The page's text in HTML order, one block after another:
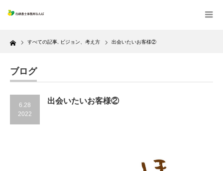
Home すべての記事 ビジョン、考え方 出会いたいお客様②
ブログ
6.28
2022
出会いたいお客様②